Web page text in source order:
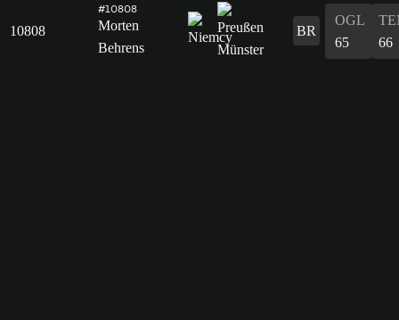
10808
#10808
Morten
Behrens
BR
OGL
65
66